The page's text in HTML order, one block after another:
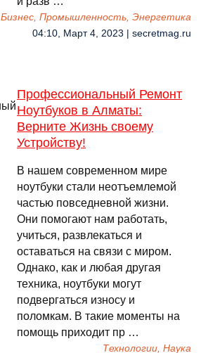
Бизнес, Промышленность, Энергетика
04:10, Март 4, 2023 | secretmag.ru
Профессиональный Ремонт
Ноутбуков в Алматы:
Верните Жизнь своему
Устройству!
В нашем современном мире
ноутбуки стали неотъемлемой
частью повседневной жизни.
Они помогают нам работать,
учиться, развлекаться и
оставаться на связи с миром.
Однако, как и любая другая
техника, ноутбуки могут
подвергаться износу и
поломкам. В такие моменты на
помощь приходит пр …
Технологии, Наука